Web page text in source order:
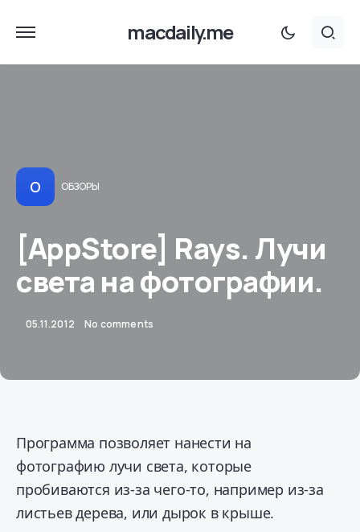
macdaily.me
О ОБЗОРЫ
[AppStore] Rays. Лучи
света на фотографии.
05.11.2012 No comments
Программа позволяет нанести на
фотографию лучи света, которые
пробиваются из-за чего-то, например из-за
листьев дерева, или дырок в крыше.